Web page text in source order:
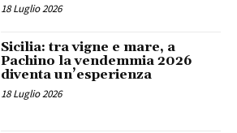
18 Luglio 2026
Sicilia: tra vigne e mare, a
Pachino la vendemmia 2026
diventa un’esperienza
18 Luglio 2026